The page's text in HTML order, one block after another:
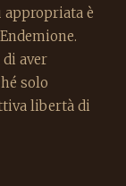
è
aver
solo
libertà di